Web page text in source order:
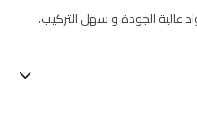
الجودة و سهل التركيب.